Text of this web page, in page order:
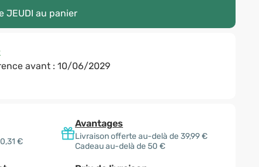
JEUDI au panier
avant : 10/06/2029
€
Avantages
Livraison offerte au-delà de 39,99 €
Cadeau au-delà de 50 €